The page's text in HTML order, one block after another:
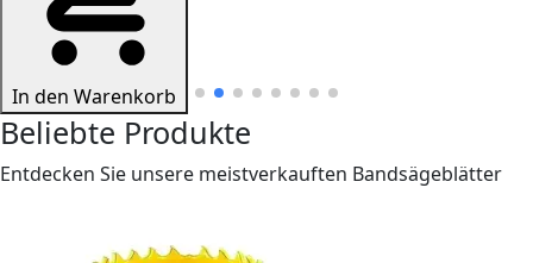
In den Warenkorb
Beliebte Produkte
Entdecken Sie unsere meistverkauften Bandsägeblätter